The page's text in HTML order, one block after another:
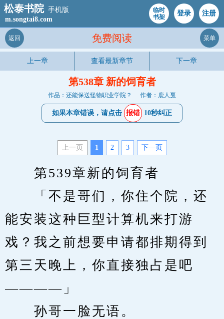
松泰书院 手机版
m.songtai8.com
临时
书架
登录 注册
免费阅读
返回 菜单
上一章 查看最新章节 下一章
第538章 新的饲育者
作品：还能保送怪物职业学院？ 作者：鹿人戛
如果本章错误，请点击 报错 10秒纠正
上一页 1 2 3 下—页
第539章新的饲育者
「不是哥们，你住个院，还
能安装这种巨型计算机来打游
戏？我之前想要申请都排期得到
第三天晚上，你直接独占是吧
————」
孙哥一脸无语。